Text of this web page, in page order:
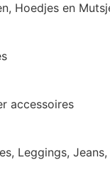
Hoedjes en
accessoires
Leggings,